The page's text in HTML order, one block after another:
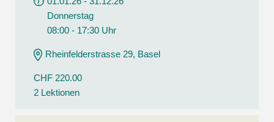
Donnerstag
08:00 - 17:30 Uhr
Rheinfelderstrasse 29, Basel
CHF 220.00
2 Lektionen